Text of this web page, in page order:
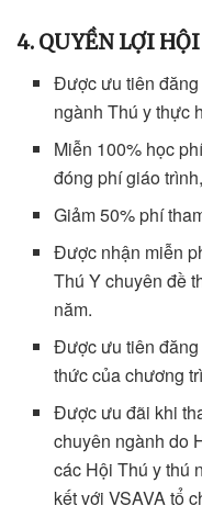
4. QUYỀN LỢI
Được ưu tiên đăng
ngành Thú y thực
Miễn 100% học
đóng phí giáo
Giảm 50% phí
Được nhận miễn
Thú Y chuyên đề
năm.
Được ưu tiên
thức của chương
Được ưu đãi khi
chuyên ngành do
các Hội Thú y thú
kết với VSAVA tổ